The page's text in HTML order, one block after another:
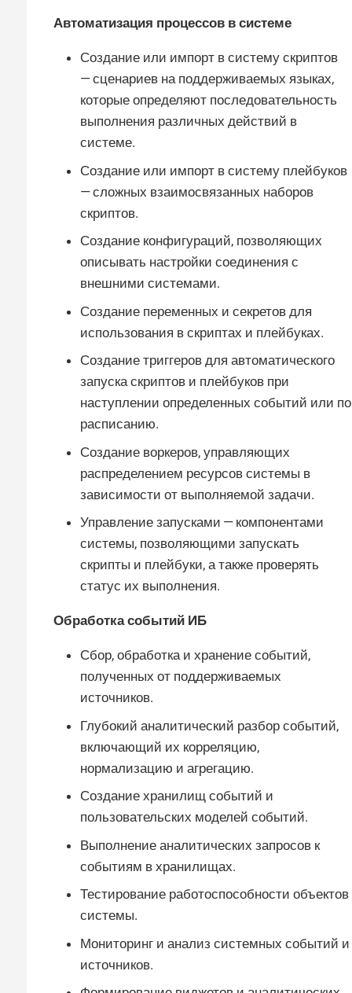
Автоматизация процессов в системе
Создание или импорт в систему скриптов
— сценариев на поддерживаемых языках,
которые определяют последовательность
выполнения различных действий в
системе.
Создание или импорт в систему плейбуков
— сложных взаимосвязанных наборов
скриптов.
Создание конфигураций, позволяющих
описывать настройки соединения с
внешними системами.
Создание переменных и секретов для
использования в скриптах и плейбуках.
Создание триггеров для автоматического
запуска скриптов и плейбуков при
наступлении определенных событий или по
расписанию.
Создание воркеров, управляющих
распределением ресурсов системы в
зависимости от выполняемой задачи.
Управление запусками — компонентами
системы, позволяющими запускать
скрипты и плейбуки, а также проверять
статус их выполнения.
Обработка событий ИБ
Сбор, обработка и хранение событий,
полученных от поддерживаемых
источников.
Глубокий аналитический разбор событий,
включающий их корреляцию,
нормализацию и агрегацию.
Создание хранилищ событий и
пользовательских моделей событий.
Выполнение аналитических запросов к
событиям в хранилищах.
Тестирование работоспособности объектов
системы.
Мониторинг и анализ системных событий и
источников.